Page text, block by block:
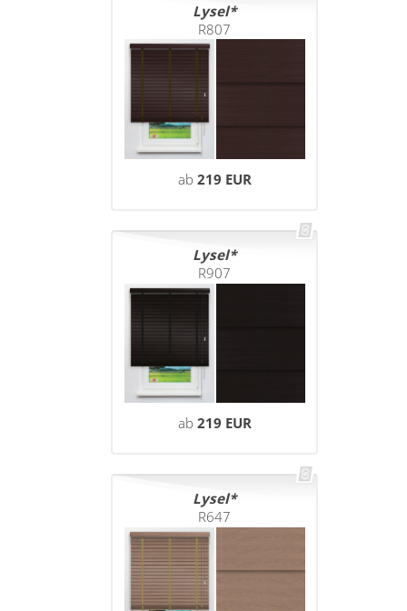
Lysel
R807
ab 219 EUR
Lysel
R907
ab 219 EUR
Lysel
R647